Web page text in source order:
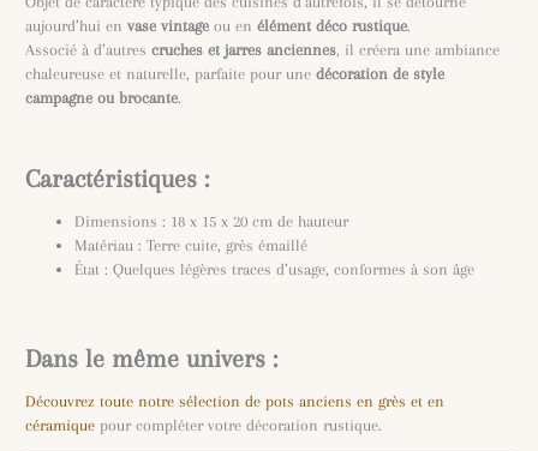
aujourd’hui envase vintage ou enélément déco rustique.
Associé à d’autrescruches et jarres anciennes, il créera une ambiance
chaleureuse et naturelle, parfaite pour unedécoration de style
campagne ou brocante.
Caractéristiques :
Dimensions : 18 x 15 x 20 cm de hauteur
Matériau : Terre cuite, grès émaillé
État : Quelques légères traces d’usage, conformes à son âge
Dans le même univers :
Découvrez toute notre sélection de pots anciens en grès et en
céramique pour compléter votre décoration rustique.